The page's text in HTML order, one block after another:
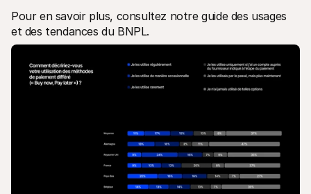
Pour en savoir plus, consultez notre guide des usages
et des tendances du BNPL.